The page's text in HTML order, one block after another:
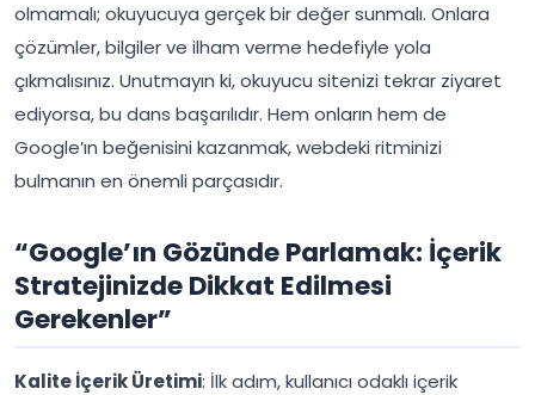
olmamalı; okuyucuya gerçek bir değer sunmalı. Onlara
çözümler, bilgiler ve ilham verme hedefiyle yola
çıkmalısınız. Unutmayın ki, okuyucu sitenizi tekrar ziyaret
ediyorsa, bu dans başarılıdır. Hem onların hem de
Google’ın beğenisini kazanmak, webdeki ritminizi
bulmanın en önemli parçasıdır.
“Google’ın Gözünde Parlamak: İçerik
Stratejinizde Dikkat Edilmesi
Gerekenler”
Kalite İçerik Üretimi: İlk adım, kullanıcı odaklı içerik